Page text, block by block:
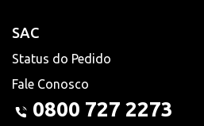
SAC
Status do Pedido
Fale Conosco
0800 727 2273